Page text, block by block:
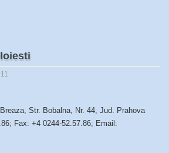
Str. Bobalna, Nr. 44, Jud. Prahova
Fax: +4 0244-52.57.86; Email: